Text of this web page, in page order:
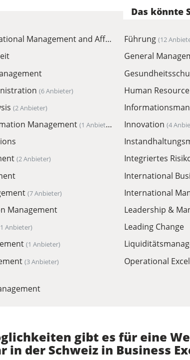
Das könnte
Management and Affairs
(6 Anbieter)
(2 Anbieter)
Management (1 Anbieter)
(2 Anbieter)
(7 Anbieter)
Management
Anbieter)
(1 Anbieter)
(3 Anbieter)
Führung(12
General
Human
Innovation(4
Integriertes
International
International
Leadership &
Leading Change
Operational
gibt es für eine
in der Schweiz in Business